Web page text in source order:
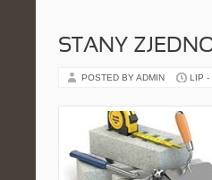
STANY
POSTED BY ADMIN LIP -